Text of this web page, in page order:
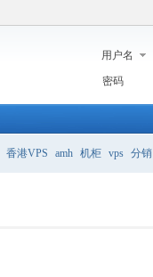
用户名
密码
香港VPS amh 机柜 vps 分销